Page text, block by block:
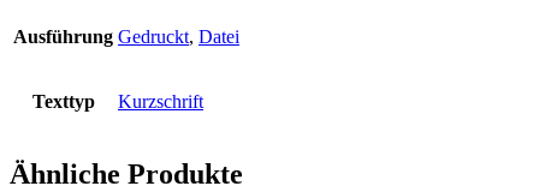
Ausführung Gedruckt, Datei
Texttyp Kurzschrift
Ähnliche Produkte